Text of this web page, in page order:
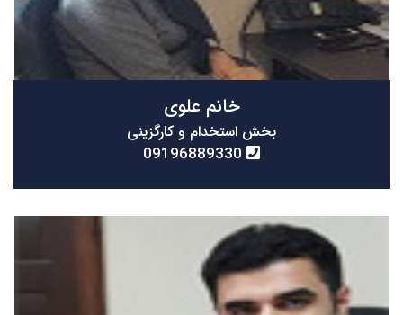
خانم علوی
بخش استخدام و کارگزینی
09196889330